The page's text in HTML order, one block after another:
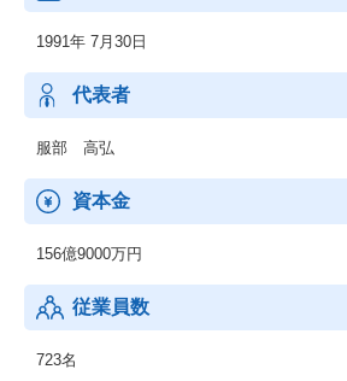
1991年 7月30日
代表者
服部 高弘
資本金
156億9000万円
従業員数
723名